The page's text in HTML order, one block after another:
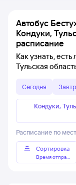
Автобус
Кондуки,
расписание
Как узнать,
Тульская
Сегодня
Кондуки,
Расписание по
Сортировка
Время